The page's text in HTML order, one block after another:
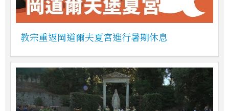
教宗重返岡道爾夫夏宮進行暑期休息